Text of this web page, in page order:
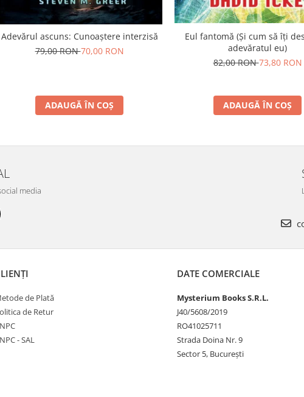
Adevărul ascuns: Cunoaștere interzisă
79,00 RON70,00 RON
ADAUGĂ ÎN COȘ
Eul fantomă (Și cum să îți
adevăratul eu)
82,00 RON73,80 RON
ADAUGĂ ÎN COȘ
media
de Plată
de Retur
- SAL
DATE COMERCIALE
Mysterium Books S.R.L.
J40/5608/2019
RO41025711
Strada Doina Nr. 9
Sector 5, București